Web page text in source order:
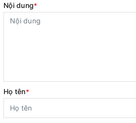
Nội dung*
Họ tên*